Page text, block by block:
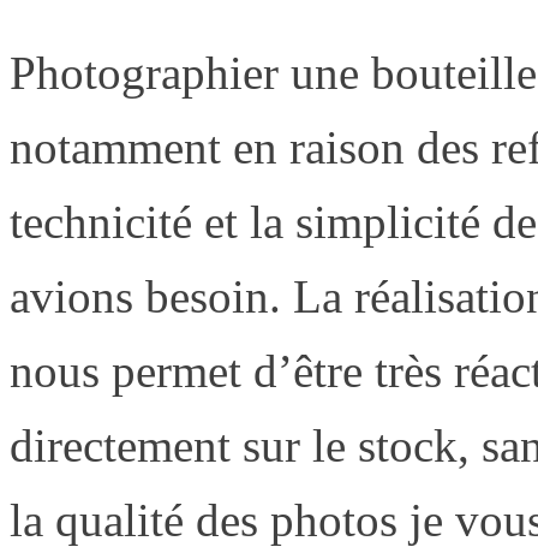
Photographier une
notamment en raison des
technicité et la simplicité
avions besoin. La
nous permet d’être très
directement sur le stock,
la qualité des photos je